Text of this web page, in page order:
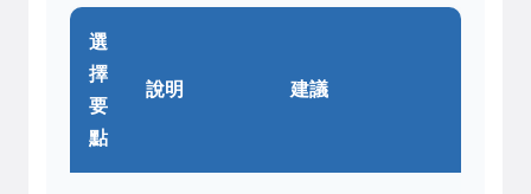
選
擇
要
點
說明 建議